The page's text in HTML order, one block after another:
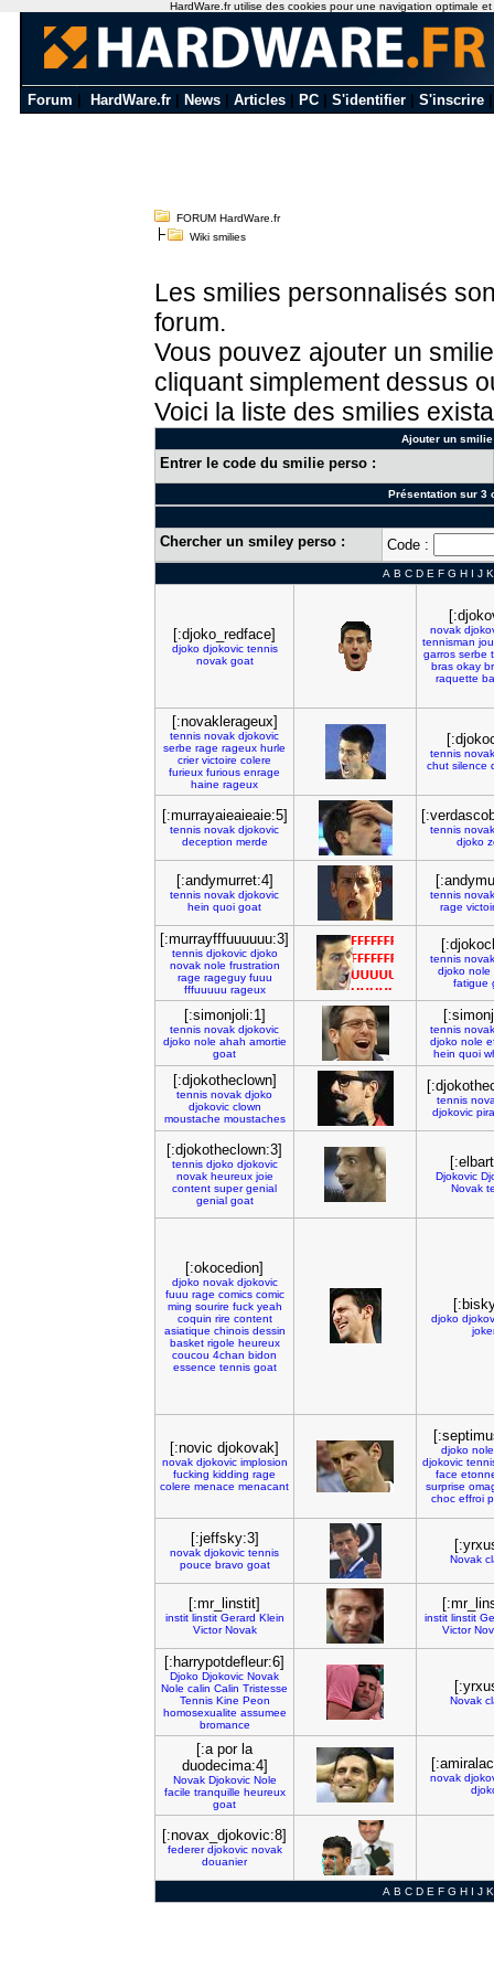
Forum HardWare.fr News Articles PC S'identifier S'inscrire
FORUM HardWare.fr
Wiki smilies
Les smilies personnalisés
forum.
Vous pouvez ajouter un
cliquant simplement dessus
Voici la liste des smilies
Ajouter un
Entrer le code du smilie perso :
Présentation sur 3
Chercher un smiley perso : Code :
A B C D E F G H I J K
[:djoko_redface]
djoko djokovic tennis
novak goat
novak
tennisman
garros serbe
bras okay
raquette
[:novaklerageux]
tennis novak djokovic
serbe rage rageux hurle
crier victoire colere
furieux furious enrage
haine rageux
tennis novak
chut silence
[:murrayaieaieaie:5]
tennis novak djokovic
deception merde
tennis novak
djoko
[:andymurret:4]
tennis novak djokovic
hein quoi goat
tennis novak
rage
[:murrayfffuuuuuu:3]
tennis djokovic djoko
novak nole frustration
rage rageguy fuuu
fffuuuuu rageux
tennis novak
djoko nole
fatigue
[:simonjoli:1]
tennis novak djokovic
djoko nole ahah amortie
goat
tennis novak
djoko nole
hein quoi
[:djokotheclown]
tennis novak djoko
djokovic clown
moustache moustaches
tennis
djokovic
[:djokotheclown:3]
tennis djoko djokovic
novak heureux joie
content super genial
genial goat
Djokovic
Novak
[:okocedion]
djoko novak djokovic
fuuu rage comics comic
ming sourire fuck yeah
coquin rire content
asiatique chinois dessin
basket rigole heureux
coucou 4chan bidon
essence tennis goat
djoko
[:novic djokovak]
novak djokovic implosion
fucking kidding rage
colere menace menacant
djoko nole
djokovic
face
surprise
choc effroi
[:jeffsky:3]
novak djokovic tennis
pouce bravo goat Novak
[:mr_linstit]
instit linstit Gerard Klein
Victor Novak
instit linstit
Victor
[:harrypotdefleur:6]
Djoko Djokovic Novak
Nole calin Calin Tristesse
Tennis Kine Peon
homosexualite assumee
bromance
Novak
[:a por la
duodecima:4]
Novak Djokovic Nole
facile tranquille heureux
goat
novak
[:novax_djokovic:8]
federer djokovic novak
douanier
A B C D E F G H I J K
HardWare.fr utilise des cookies pour une navigation optimale